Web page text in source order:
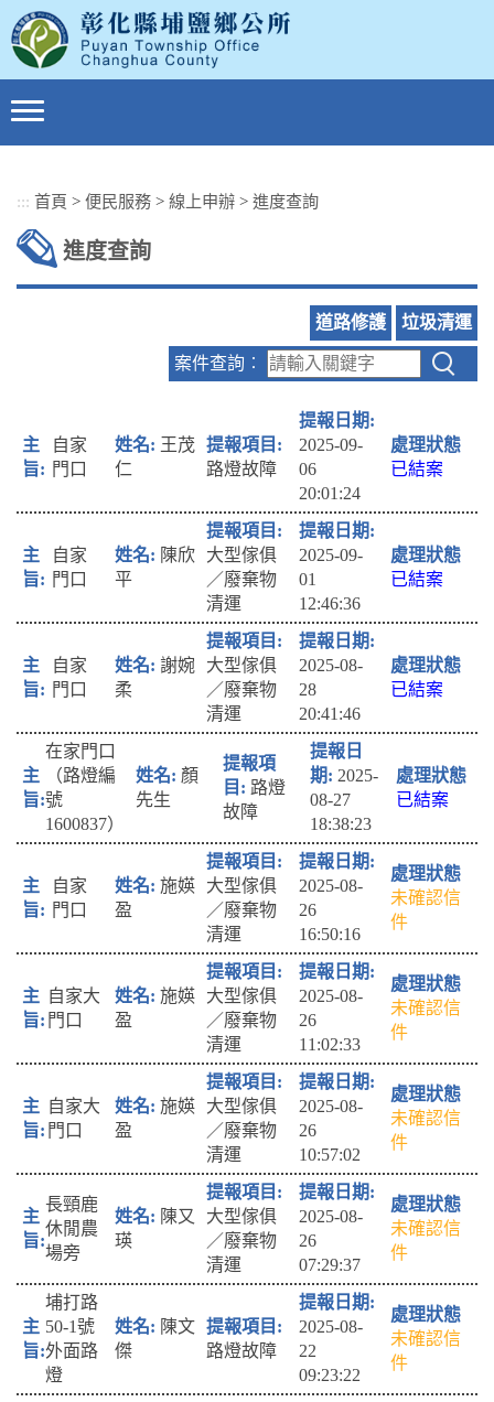
到
主
要
內
::: 首頁 > 便民服務 > 線上申辦 > 進度查詢
進度查詢
道路修護 垃圾清運
案件查詢︰
自家
門口
王茂
仁
路燈故障
2025-09-
06
20:01:24
已結案
自家
門口
陳欣
平
大型傢俱
／廢棄物
清運
2025-09-
01
12:46:36
已結案
自家
門口
謝婉
柔
大型傢俱
／廢棄物
清運
2025-08-
28
20:41:46
已結案
在家門口
（路燈編
號
1600837）
顏
先生
路燈
故障
2025-
08-27
18:38:23
已結案
自家
門口
施媖
盈
大型傢俱
／廢棄物
清運
2025-08-
26
16:50:16
未確認信
件
自家大
門口
施媖
盈
大型傢俱
／廢棄物
清運
2025-08-
26
11:02:33
未確認信
件
自家大
門口
施媖
盈
大型傢俱
／廢棄物
清運
2025-08-
26
10:57:02
未確認信
件
長頸鹿
休閒農
場旁
陳又
瑛
大型傢俱
／廢棄物
清運
2025-08-
26
07:29:37
未確認信
件
埔打路
50-1號
外面路
燈
陳文
傑
路燈故障
2025-08-
22
09:23:22
未確認信
件